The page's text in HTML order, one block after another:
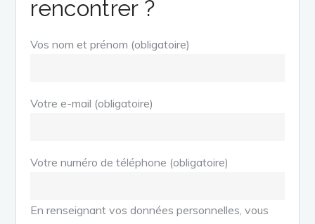
rencontrer ?
Vos nom et prénom (obligatoire)
Votre e-mail (obligatoire)
Votre numéro de téléphone (obligatoire)
En renseignant vos données personnelles, vous